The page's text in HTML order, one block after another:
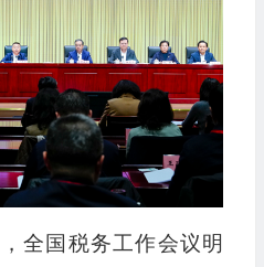
全国税务工作会议明